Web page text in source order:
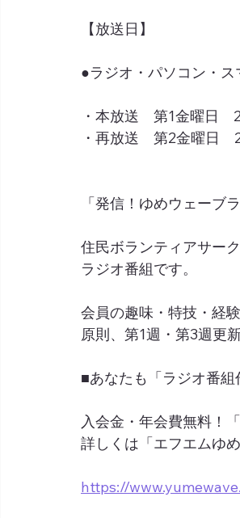
【放送日】
●ラジオ・パソコン・
・本放送　第1金曜日　
・再放送　第2金曜日　
「発信！ゆめウェーブ
住民ボランティアサー
ラジオ番組です。
会員の趣味・特技・経
原則、第1週・第3週更
■あなたも「ラジオ番
入会金・年会費無料！
詳しくは「エフエムゆ
https://